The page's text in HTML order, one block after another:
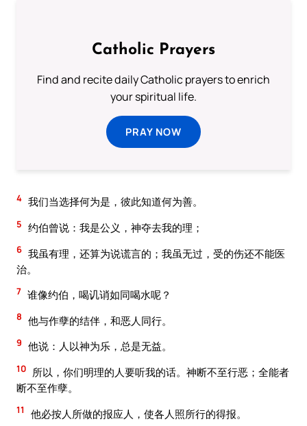
Catholic Prayers
Find and recite daily Catholic prayers to enrich
your spiritual life.
PRAY NOW
4 我们当选择何为是，彼此知道何为善。
5 约伯曾说：我是公义，神夺去我的理；
6 我虽有理，还算为说谎言的；我虽无过，受的伤还不能医
治。
7 谁像约伯，喝讥诮如同喝水呢？
8 他与作孽的结伴，和恶人同行。
9 他说：人以神为乐，总是无益。
10
所以，你们明理的人要听我的话。神断不至行恶；全能者
断不至作孽。
11 他必按人所做的报应人，使各人照所行的得报。